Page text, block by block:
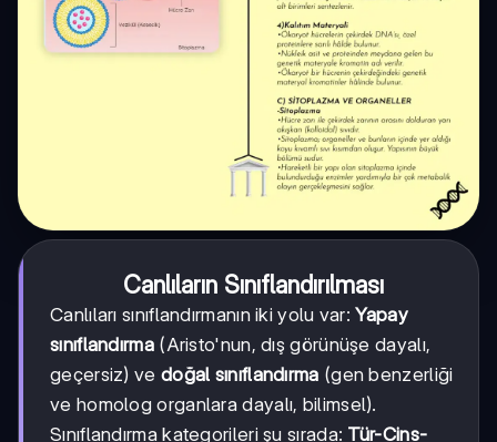
Canlıların Sınıflandırılması
Canlıları sınıflandırmanın iki yolu var:Yapay
sınıflandırma(Aristo'nun, dış görünüşe dayalı,
geçersiz) ve doğal sınıflandırma (gen benzerliği
ve homolog organlara dayalı, bilimsel).
Sınıflandırma kategorileri şu sırada: Tür-Cins-